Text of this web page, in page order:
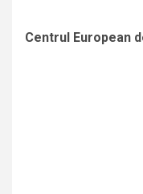
Centrul European